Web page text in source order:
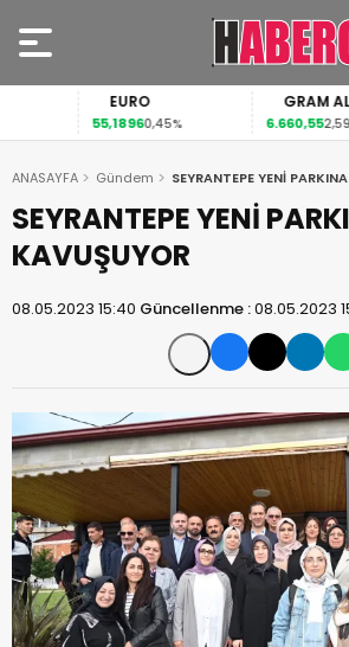
EURO
55,18960,45%
GRAM ALTIN
6.660,552,59%
ANASAYFA Gündem SEYRANTEPE YENİ
SEYRANTEPE YENİ
KAVUŞUYOR
08.05.2023 15:40 Güncellenme :08.05.2023